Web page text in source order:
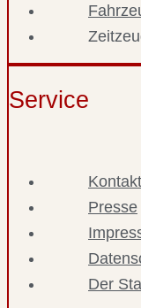
Service
Kontakt
Presse
Der